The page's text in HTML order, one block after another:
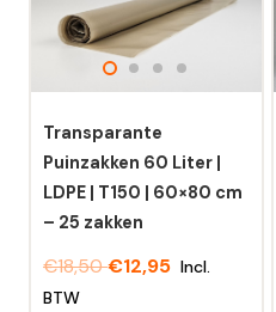
Transparante
Puinzakken 60 Liter |
LDPE | T150 | 60×80 cm
– 25 zakken
€18,50€12,95 Incl.
BTW